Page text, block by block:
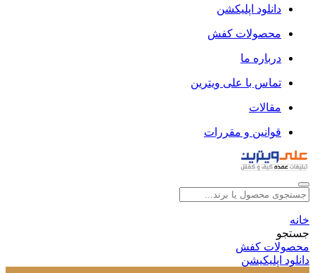
دانلود اپلیکشن
محصولات کفش
درباره ما
تماس با علی ویترین
مقالات
قوانین و مقررات
خانه
جستجو
محصولات کفش
دانلود اپلیکیشن